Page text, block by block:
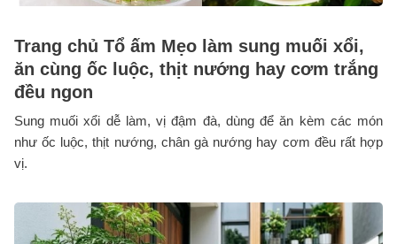
Trang chủ Tổ ấm Mẹo làm sung muối xổi,
ăn cùng ốc luộc, thịt nướng hay cơm trắng
đều ngon
Sung muối xổi dễ làm, vị đậm đà, dùng để ăn kèm các món
như ốc luộc, thịt nướng, chân gà nướng hay cơm đều rất hợp
vị.